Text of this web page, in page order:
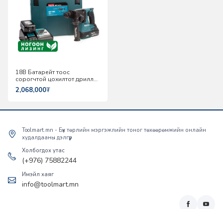
18В Батарейт тоос
сорогчтой цохилтот дрилл
Makita DHR242RTEV
2,068,000₮
Toolmart.mn - Бүх төрлийн мэргэжлийн тоног төхөөрөмжийн онлайн
худалдааны дэлгүүр
Холбогдох утас
(+976) 75882244
Имэйл хаяг
info@toolmart.mn